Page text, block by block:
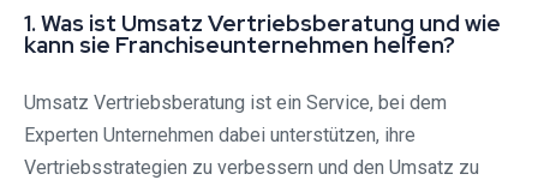
1. Was ist Umsatz Vertriebsberatung und wie
kann sie Franchiseunternehmen helfen?
Umsatz Vertriebsberatung ist ein Service, bei dem
Experten Unternehmen dabei unterstützen, ihre
Vertriebsstrategien zu verbessern und den Umsatz zu